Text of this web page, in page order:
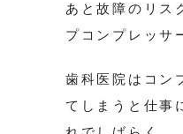
あと故障のリス
プコンプレッサ
歯科医院はコン
てしまうと仕事